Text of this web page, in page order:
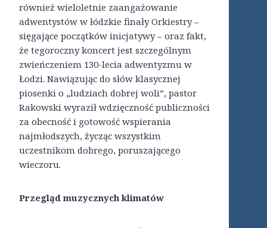
również wieloletnie zaangażowanie
adwentystów w łódzkie finały Orkiestry –
sięgające początków inicjatywy – oraz fakt,
że tegoroczny koncert jest szczególnym
zwieńczeniem 130-lecia adwentyzmu w
Łodzi. Nawiązując do słów klasycznej
piosenki o „ludziach dobrej woli”, pastor
Rakowski wyraził wdzięczność publiczności
za obecność i gotowość wspierania
najmłodszych, życząc wszystkim
uczestnikom dobrego, poruszającego
wieczoru.
Przegląd muzycznych klimatów